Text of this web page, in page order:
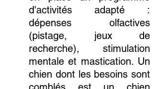
d'activités adapté :
dépenses olfactives
(pistage, jeux de
recherche), stimulation
mentale et mastication. Un
chien dont les besoins sont